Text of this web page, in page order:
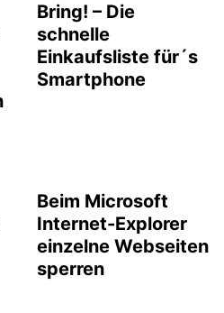
Bring! – Die
schnelle
Einkaufsliste für´s
Smartphone
Beim Microsoft
Internet-Explorer
einzelne Webseiten
sperren